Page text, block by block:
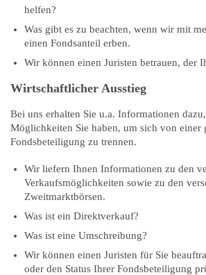
helfen?
Was gibt es zu beachten, wenn wir mit
einen Fondsanteil erben.
Wir können einen Juristen betrauen, der
Wirtschaftlicher Ausstieg
Bei uns erhalten Sie u.a. Informationen
Möglichkeiten Sie haben, um sich von einer
Fondsbeteiligung zu trennen.
Wir liefern Ihnen Informationen zu den
Verkaufsmöglichkeiten sowie zu den
Zweitmarktbörsen.
Was ist ein Direktverkauf?
Was ist eine Umschreibung?
Wir können einen Juristen für Sie
oder den Status Ihrer Fondsbeteiligung